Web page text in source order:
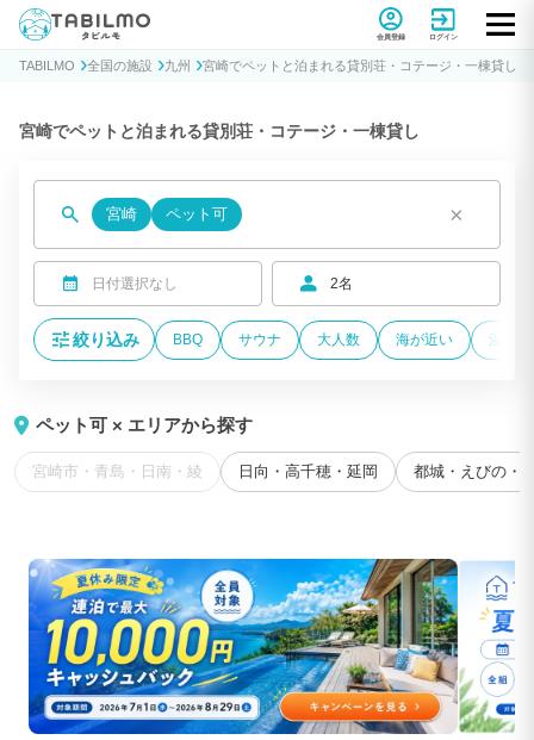
貸別荘コテージ・一棟貸し宿泊予約サイトTABILMO(タビルモ)
会員登録 ログイン
TABILMO 全国の施設 九州 宮崎でペットと泊まれる貸別荘・コテージ・一棟貸し
宮崎でペットと泊まれる貸別荘・コテージ・一棟貸し
宮崎 ペット可 ×
日付選択なし 2名
絞り込み BBQ サウナ 大人数 海が近い 温泉
ペット可 × エリアから探す
宮崎市・青島・日南・綾 日向・高千穂・延岡 都城・えびの・